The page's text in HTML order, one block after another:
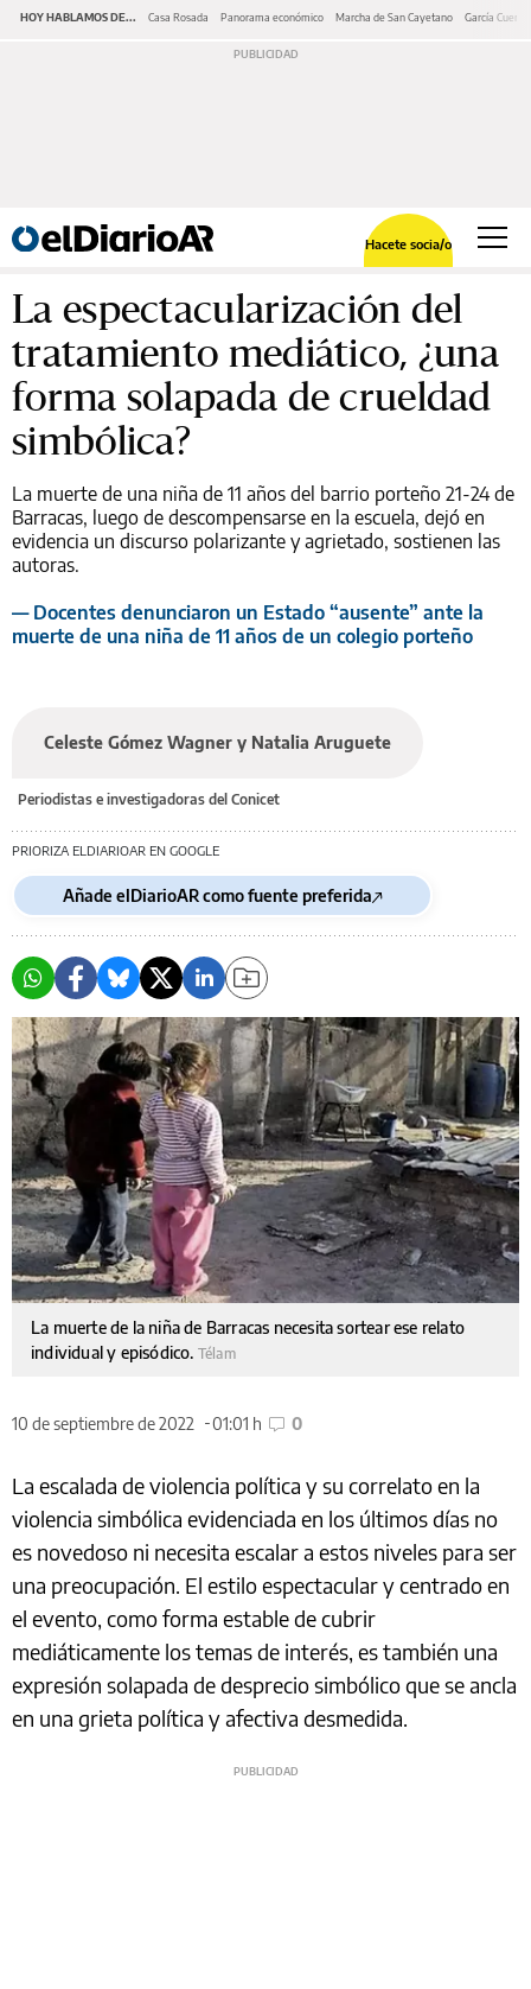
HOY HABLAMOS DE... Casa Rosada Panorama económico Marcha de San Cayetano García Cuerva
Hacete socia/o
La espectacularización del
tratamiento mediático, ¿una
forma solapada de crueldad
simbólica?
La muerte de una niña de 11 años del barrio porteño 21-24 de
Barracas, luego de descompensarse en la escuela, dejó en
evidencia un discurso polarizante y agrietado, sostienen las
autoras.
— Docentes denunciaron un Estado “ausente” ante la
muerte de una niña de 11 años de un colegio porteño
Celeste Gómez Wagner y Natalia Aruguete
Periodistas e investigadoras del Conicet
PRIORIZA ELDIARIOAR EN GOOGLE
Añade elDiarioAR como fuente preferida
La muerte de la niña de Barracas necesita sortear ese relato
individual y episódico. Télam
10 de septiembre de 2022 01:01 h 0
La escalada de violencia política y su correlato en la
violencia simbólica evidenciada en los últimos días no
es novedoso ni necesita escalar a estos niveles para ser
una preocupación. El estilo espectacular y centrado en
el evento, como forma estable de cubrir
mediáticamente los temas de interés, es también una
expresión solapada de desprecio simbólico que se ancla
en una grieta política y afectiva desmedida.